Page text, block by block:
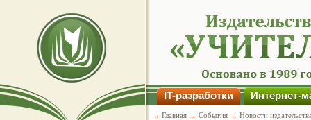
IT-разработки Интернет-
→ Главная → События → Новости